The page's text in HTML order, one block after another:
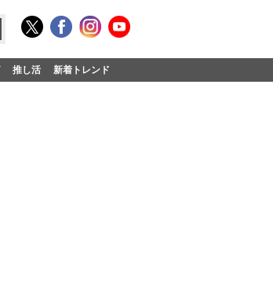
推し活 新着トレンド